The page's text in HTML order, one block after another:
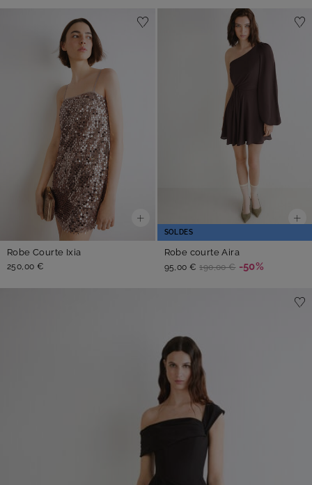
Robe Courte Ixia
250,00 €
SOLDES
Robe courte Aira
95,00 € 190,00 € -50%